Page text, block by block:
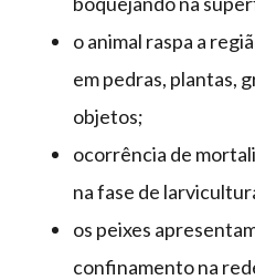
o animal raspa a
em pedras, plantas,
objetos;
ocorrência de
na fase de
os peixes
confinamento na